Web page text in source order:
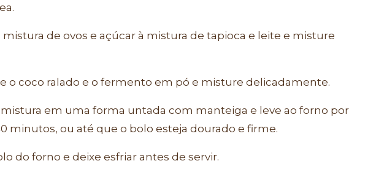
mistura de ovos e açúcar à mistura de tapioca e leite e misture
o coco ralado e o fermento em pó e misture delicadamente.
mistura em uma forma untada com manteiga e leve ao forno por
minutos, ou até que o bolo esteja dourado e firme.
do forno e deixe esfriar antes de servir.